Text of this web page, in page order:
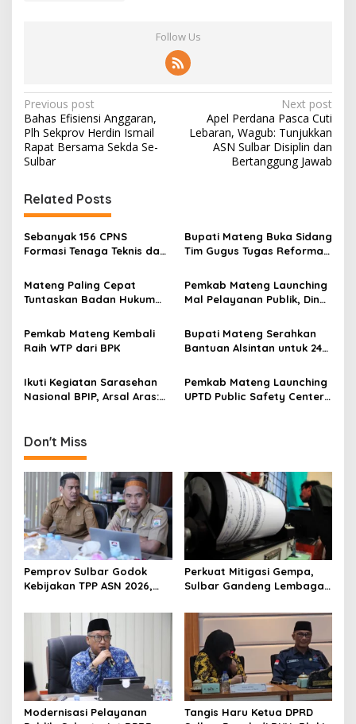
Follow Us
P
o
s
n
a
v
g
a
t
i
o
n
Previous post
Bahas Efisiensi Anggaran,
Plh Sekprov Herdin Ismail
Rapat Bersama Sekda Se-
Sulbar
Next post
Apel Perdana Pasca Cuti
Lebaran, Wagub: Tunjukkan
ASN Sulbar Disiplin dan
Bertanggung Jawab
Related Posts
Sebanyak 156 CPNS
Formasi Tenaga Teknis dan
Bupati Mateng
Bupati Mateng Buka Sidang
Tim Gugus Tugas Reforma
Tanah Tahun 2025
Mateng Paling Cepat
Tuntaskan Badan Hukum
Pemkab Mateng Launching
Mal Pelayanan Publik, Dinas
Pelaksanaan MPP
Pemkab Mateng Kembali
Raih WTP dari BPK
Bupati Mateng Serahkan
Bantuan Alsintan untuk 24
Ikuti Kegiatan Sarasehan
Nasional BPIP, Arsal Aras:
Geopolitik Global
Pemkab Mateng Launching
UPTD Public Safety Center
Don't Miss
Pemprov Sulbar Godok
Kebijakan TPP ASN 2026,
Kemampuan Fiskal
Perkuat Mitigasi Gempa,
Sulbar Gandeng Lembaga
Seismometer Canggih di
Kantor Gubernur
Modernisasi Pelayanan
Tangis Haru Ketua DPRD